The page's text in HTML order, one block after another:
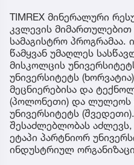
TIMREX მინერალური
კვლევის
სამაგისტრო პროგრამაა.
წამყვან უმაღლეს
მისკოლცის
უნივერსიტეტს
მეცნიერებისა და
(პოლონეთი) და ლულეოს
უნივერსიტეტს
შესაძლებლობას აძლევს,
ეტაპი პარტნიორ
ინდუსტრიულ